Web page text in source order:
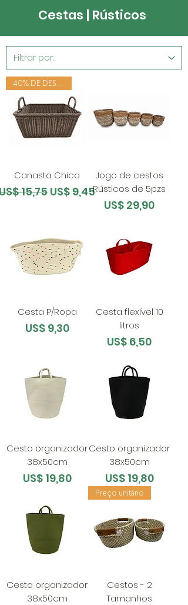
Cestas | Rústicos
40% DE DESCONTO
Canasta Chica
normal
15,75 Preço promocional
US$ 9,45
Jogo de cestos
Rústicos de 5pzs
Preço
US$ 29,90
Cesta P/Ropa
Preço
US$ 9,30
Cesta flexível 10
litros
Preço
US$ 6,50
Cesto organizador
38x50cm
Preço
US$ 19,80
Cesto organizador
38x50cm
Preço
US$ 19,80
Cesto organizador
38x50cm
Preço unitário
Cestos - 2
Tamanhos